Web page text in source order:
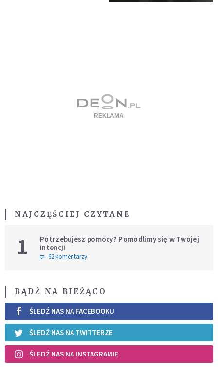
NAJCZĘŚCIEJ CZYTANE
1
Potrzebujesz pomocy? Pomodlimy się w Twojej
intencji
62 komentarzy
BĄDŹ NA BIEŻĄCO
ŚLEDŹ NAS NA FACEBOOKU
ŚLEDŹ NAS NA TWITTERZE
ŚLEDŹ NAS NA INSTAGRAMIE